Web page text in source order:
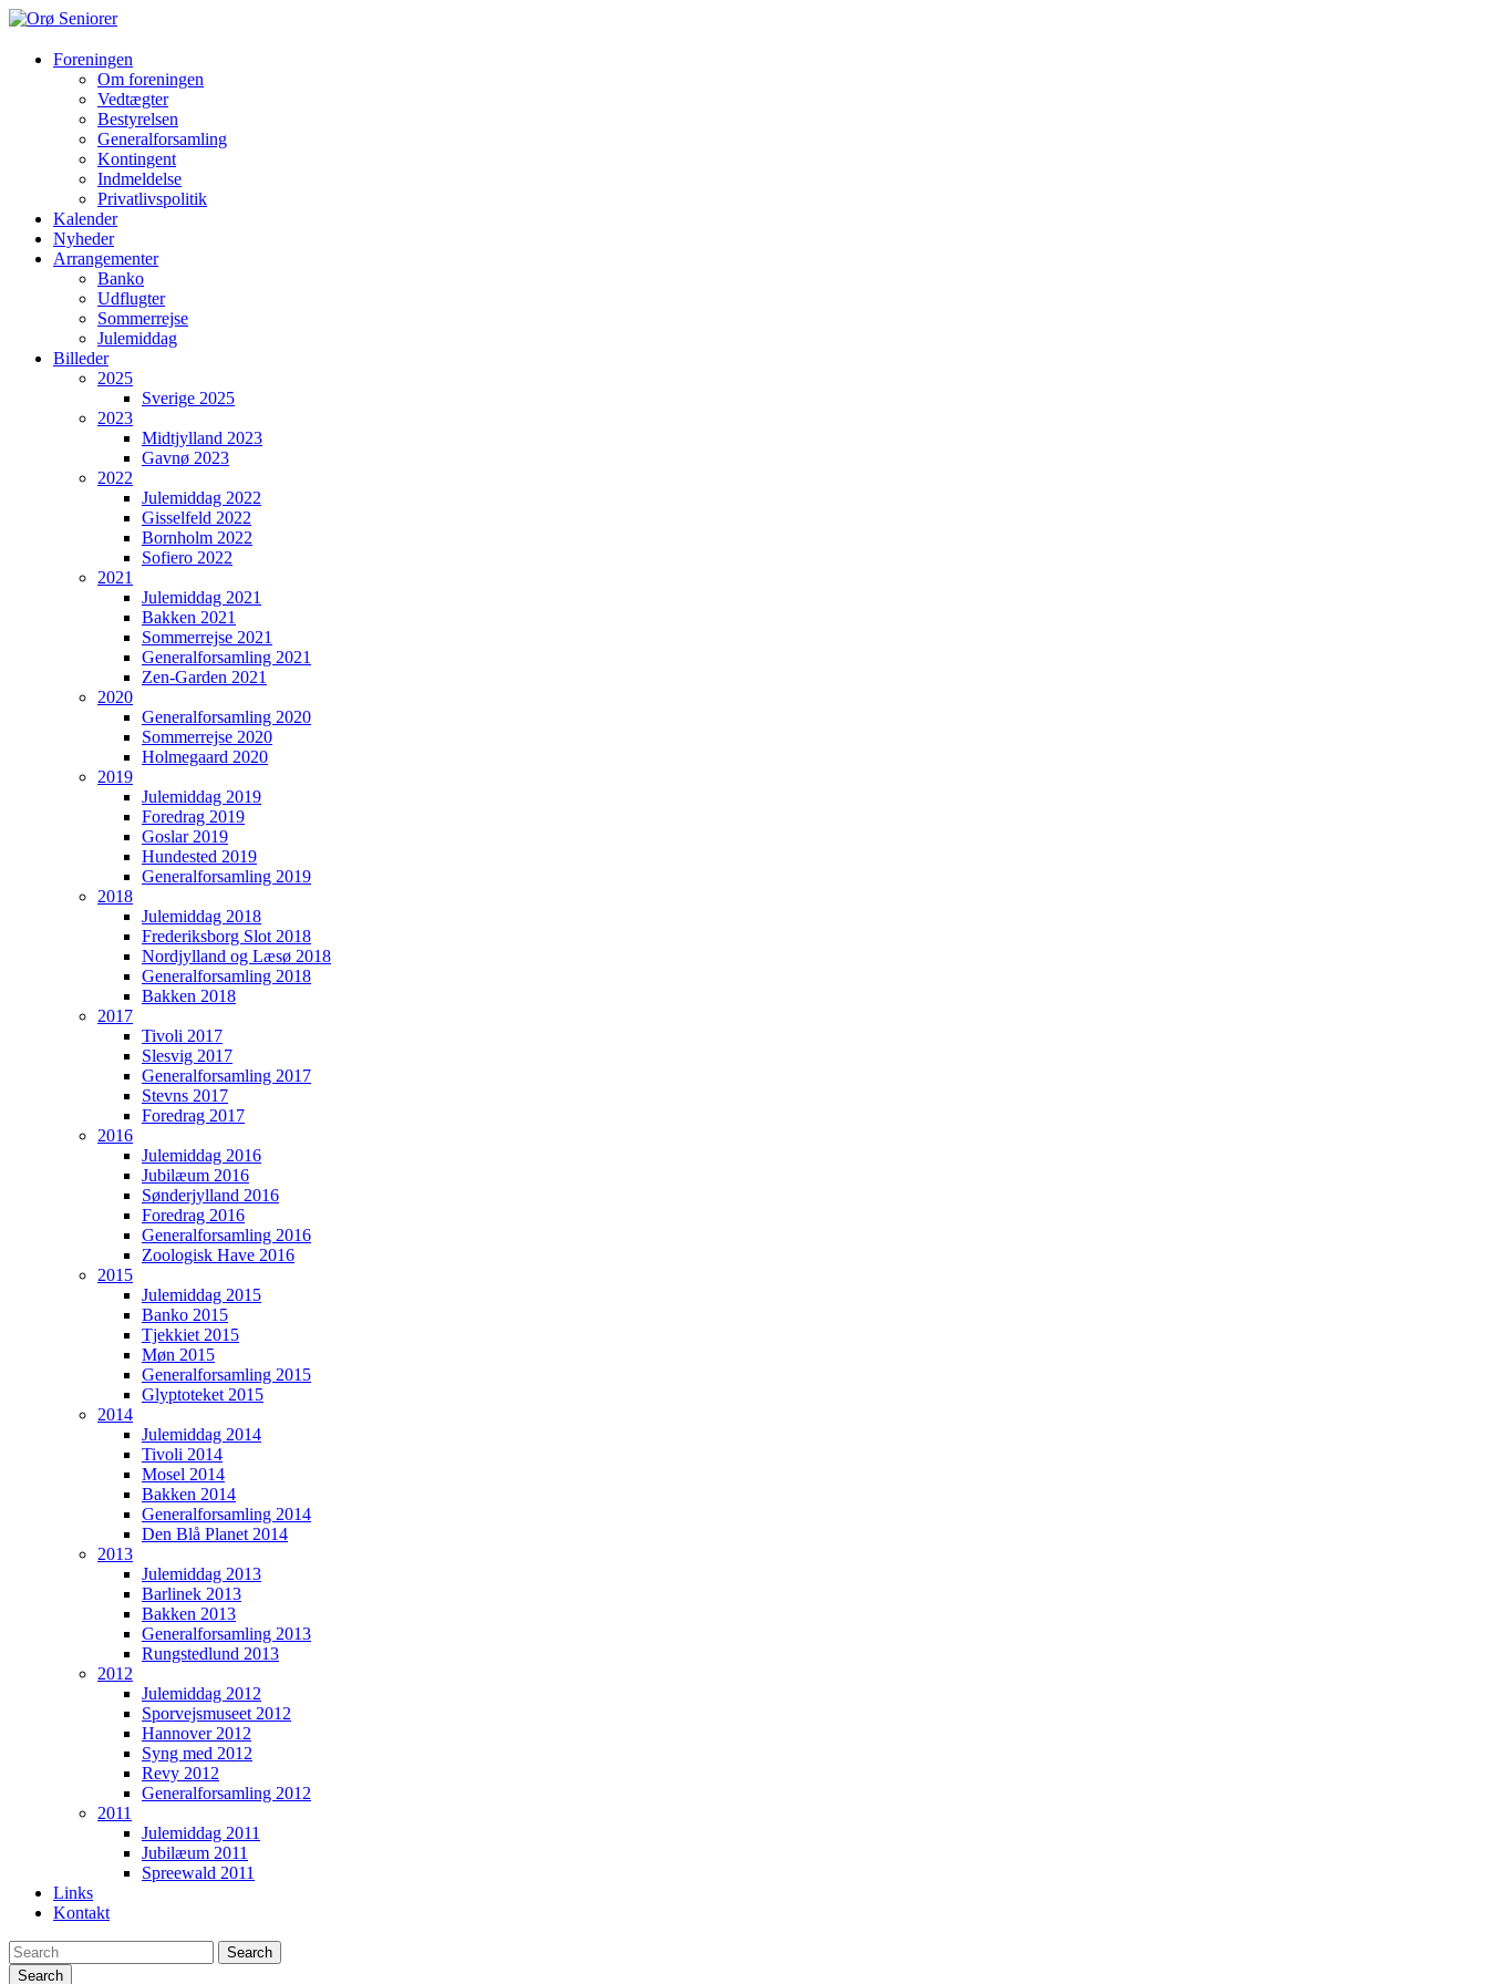
Orø
Seniorer
hyggeligste
hjælper
hinanden
Foreningen
Om foreningen
Vedtægter
Bestyrelsen
Generalforsamling
Kontingent
Indmeldelse
Privatlivspolitik
Kalender
Nyheder
Arrangementer
Banko
Udflugter
Sommerrejse
Julemiddag
Billeder
2025
Sverige 2025
2023
Midtjylland 2023
Gavnø 2023
2022
Julemiddag 2022
Gisselfeld 2022
Bornholm 2022
Sofiero 2022
2021
Julemiddag 2021
Bakken 2021
Sommerrejse 2021
Generalforsamling 2021
Zen-Garden 2021
2020
Generalforsamling 2020
Sommerrejse 2020
Holmegaard 2020
2019
Julemiddag 2019
Foredrag 2019
Goslar 2019
Hundested 2019
Generalforsamling 2019
2018
Julemiddag 2018
Frederiksborg Slot 2018
Nordjylland og Læsø 2018
Generalforsamling 2018
Bakken 2018
2017
Tivoli 2017
Slesvig 2017
Generalforsamling 2017
Stevns 2017
Foredrag 2017
2016
Julemiddag 2016
Jubilæum 2016
Sønderjylland 2016
Foredrag 2016
Generalforsamling 2016
Zoologisk Have 2016
2015
Julemiddag 2015
Banko 2015
Tjekkiet 2015
Møn 2015
Generalforsamling 2015
Glyptoteket 2015
2014
Julemiddag 2014
Tivoli 2014
Mosel 2014
Bakken 2014
Generalforsamling 2014
Den Blå Planet 2014
2013
Julemiddag 2013
Barlinek 2013
Bakken 2013
Generalforsamling 2013
Rungstedlund 2013
2012
Julemiddag 2012
Sporvejsmuseet 2012
Hannover 2012
Syng med 2012
Revy 2012
Generalforsamling 2012
2011
Julemiddag 2011
Jubilæum 2011
Spreewald 2011
Links
Kontakt
Search